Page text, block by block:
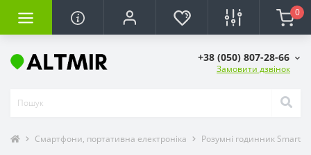
0
+38 (050) 807-28-66
Замовити дзвінок
Смартфони, портативна електроніка Розумні годинник